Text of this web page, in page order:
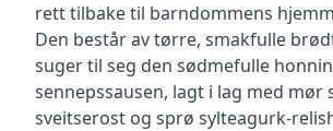
rett tilbake til barndommens
Den består av tørre, smakfulle
suger til seg den sødmefulle
sennepssausen, lagt i lag med mør
sveitserost og sprø sylteagurk-